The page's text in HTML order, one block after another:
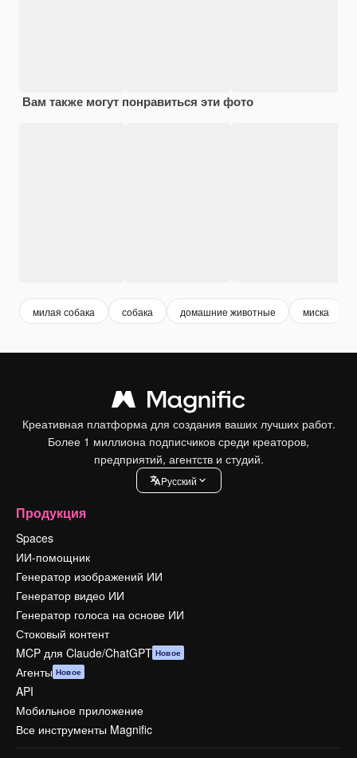
Вам также могут понравиться эти фото
милая собака собака домашние животные миска
Креативная платформа для создания ваших лучших работ.
Более 1 миллиона подписчиков среди креаторов,
предприятий, агентств и студий.
Pусский
Продукция
Spaces
ИИ-помощник
Генератор изображений ИИ
Генератор видео ИИ
Генератор голоса на основе ИИ
Стоковый контент
MCP для Claude/ChatGPT Новое
Агенты Новое
API
Мобильное приложение
Все инструменты Magnific